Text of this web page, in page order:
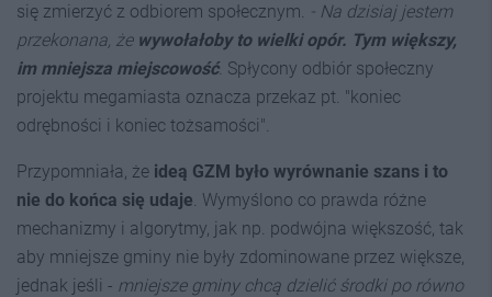
się zmierzyć z odbiorem społecznym.
- Na dzisiaj jestem
przekonana, że wywołałoby to wielki opór. Tym większy,
im mniejsza miejscowość. Spłycony odbiór społeczny
projektu megamiasta oznacza przekaz pt. "koniec
odrębności i koniec tożsamości".
Przypomniała, że ideą GZM było wyrównanie szans i to
nie do końca się udaje. Wymyślono co prawda różne
mechanizmy i algorytmy, jak np. podwójna większość, tak
aby mniejsze gminy nie były zdominowane przez większe,
jednak jeśli - mniejsze gminy chcą dzielić środki po równo